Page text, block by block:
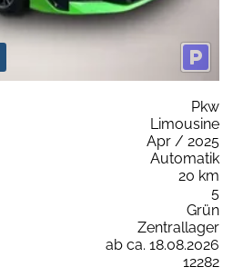
Pkw
Limousine
Apr / 2025
Automatik
20 km
5
Grün
Zentrallager
ab ca. 18.08.2026
12282